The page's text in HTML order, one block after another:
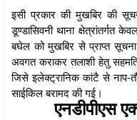
इसी प्रकार की मुखबिर की
डूण्डासिवनी थाना क्षेत्रांतर्गत
बघेल को मुखबिर से प्राप्त
अवगत कराकर तलाशी हेतु
जिसे इलेक्ट्रानिक कांटै से नाप-
साईकिल बरामद की गई।
एनडीपीएस